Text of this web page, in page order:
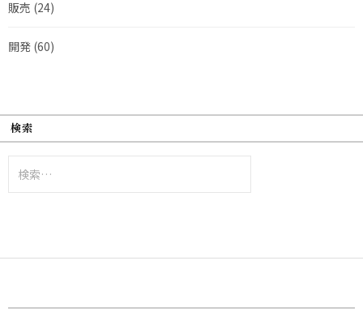
販売 (24)
開発 (60)
検索
索: